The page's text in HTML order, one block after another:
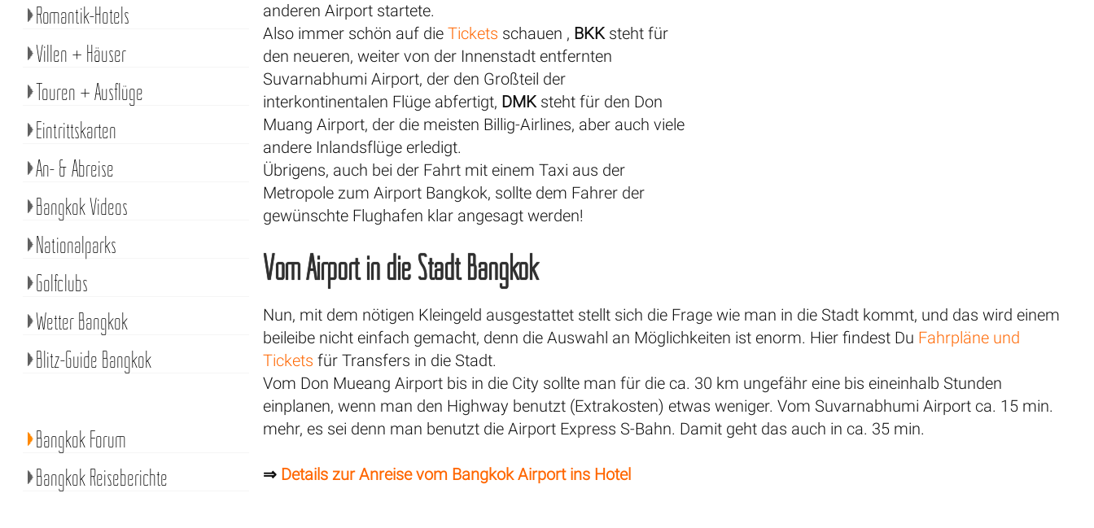
anderen Airport startete.
Also immer schön auf dieTickets schauen , BKK steht für
den neueren, weiter von der Innenstadt entfernten
Suvarnabhumi Airport, der den Großteil der
interkontinentalen Flüge abfertigt, DMK steht für den Don
Muang Airport, der die meisten Billig-Airlines, aber auch viele
andere Inlandsflüge erledigt.
Übrigens, auch bei der Fahrt mit einem Taxi aus der
Metropole zum Airport Bangkok, sollte dem Fahrer der
gewünschte Flughafen klar angesagt werden!
Vom Airport in die Stadt Bangkok
Nun, mit dem nötigen Kleingeld ausgestattet stellt sich die Frage wie man in die Stadt kommt, und das wird einem
beileibe nicht einfach gemacht, denn die Auswahl an Möglichkeiten ist enorm. Hier findest Du Fahrpläne und
Tickets für Transfers in die Stadt.
Vom Don Mueang Airport bis in die City sollte man für die ca. 30 km ungefähr eine bis eineinhalb Stunden
einplanen, wenn man den Highway benutzt (Extrakosten) etwas weniger. Vom Suvarnabhumi Airport ca. 15 min.
mehr, es sei denn man benutzt die Airport Express S-Bahn. Damit geht das auch in ca. 35 min.
⇒ Details zur Anreise vom Bangkok Airport ins Hotel
Romantik-Hotels
Villen + Häuser
Touren + Ausflüge
Eintrittskarten
An- & Abreise
Bangkok Videos
Nationalparks
Golfclubs
Wetter Bangkok
Blitz-Guide Bangkok
Bangkok Forum
Bangkok Reiseberichte